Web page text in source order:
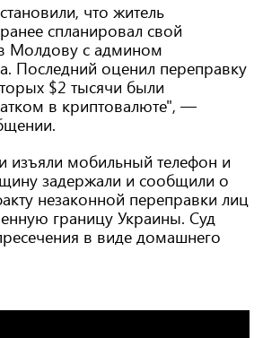
что житель
спланировал свой
Молдову с админом
Последний оценил переправку
$2 тысячи были
в криптовалюте", —
изъяли мобильный телефон и
задержали и сообщили о
незаконной переправки лиц
границу Украины. Суд
в виде домашнего